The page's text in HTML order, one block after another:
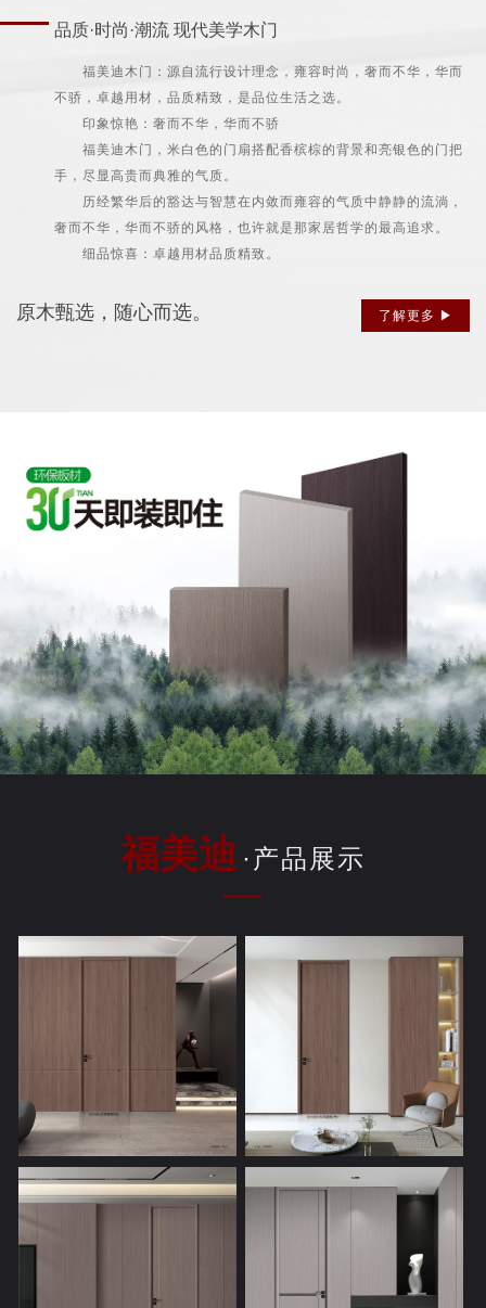
品质·时尚·潮流 现代美学木门
福美迪木门：源自流行设计理念，雍容时尚，奢而不华，华而
不骄，卓越用材，品质精致，是品位生活之选。
印象惊艳：奢而不华，华而不骄
福美迪木门，米白色的门扇搭配香槟棕的背景和亮银色的门把
手，尽显高贵而典雅的气质。
历经繁华后的豁达与智慧在内敛而雍容的气质中静静的流淌，
奢而不华，华而不骄的风格，也许就是那家居哲学的最高追求。
细品惊喜：卓越用材品质精致。
了解更多 ▶
原木甄选，随心而选。
福美迪 ·产品展示